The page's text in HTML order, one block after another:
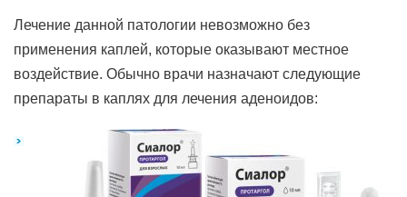
Лечение данной патологии невозможно без
применения каплей, которые оказывают местное
воздействие. Обычно врачи назначают следующие
препараты в каплях для лечения аденоидов: